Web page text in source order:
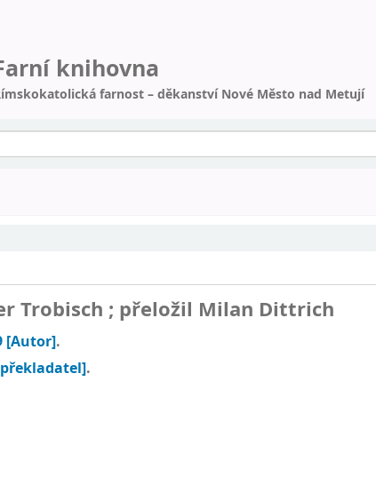
knihovna
farnost – děkanství Nové Město nad Metují
Trobisch ; přeložil Milan Dittrich
[Autor].
.